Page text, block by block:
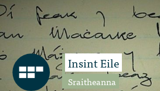
Insint Eile
Sraitheanna